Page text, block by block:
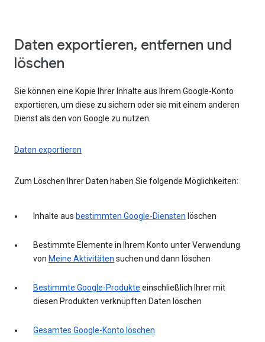
Daten exportieren, entfernen und
löschen
Sie können eine Kopie Ihrer Inhalte aus Ihrem Google-Konto
exportieren, um diese zu sichern oder sie mit einem anderen
Dienst als den von Google zu nutzen.
Daten exportieren
Zum Löschen Ihrer Daten haben Sie folgende Möglichkeiten:
Inhalte aus bestimmten Google-Diensten löschen
Bestimmte Elemente in Ihrem Konto unter Verwendung
von Meine Aktivitäten suchen und dann löschen
Bestimmte Google-Produkte einschließlich Ihrer mit
diesen Produkten verknüpften Daten löschen
Gesamtes Google-Konto löschen